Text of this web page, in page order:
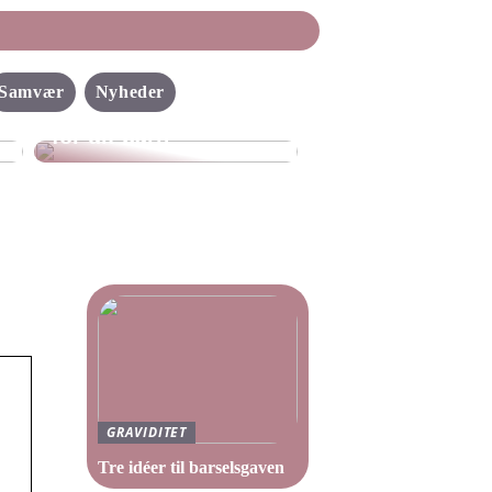
Samvær Nyheder
Sådan gør du selv
flyverdragten bedre
for dit barn
GRAVIDITET
Tre idéer til barselsgaven